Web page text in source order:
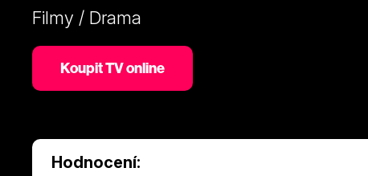
Filmy / Drama
Koupit TV online
Hodnocení: